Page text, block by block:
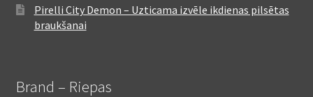
Pirelli City Demon – Uzticama izvēle ikdienas pilsētas
braukšanai
Brand – Riepas